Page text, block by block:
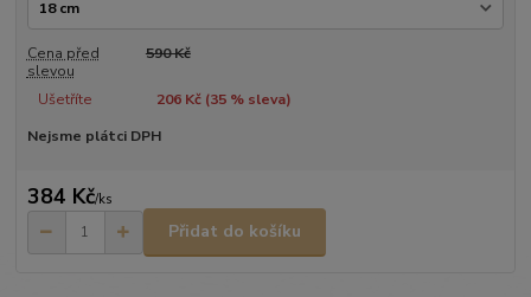
Cena před
slevou
590 Kč
Ušetříte 206 Kč (35% sleva)
Nejsme plátci DPH
384 Kč/ks
Přidat do košíku